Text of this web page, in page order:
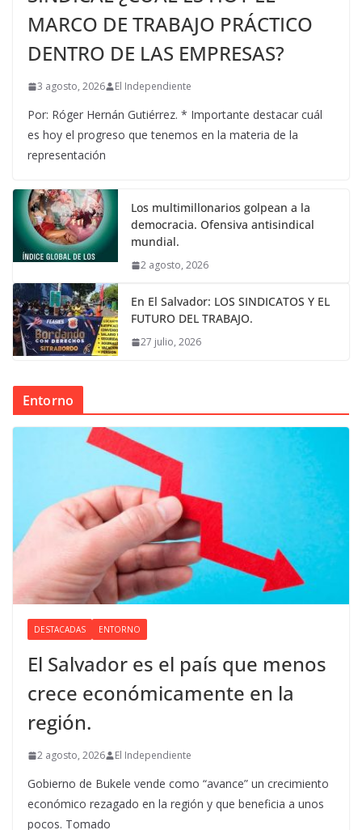
MARCO DE TRABAJO PRÁCTICO
DENTRO DE LAS EMPRESAS?
3 agosto, 2026 El Independiente
Por: Róger Hernán Gutiérrez. * Importante destacar cuál
es hoy el progreso que tenemos en la materia de la
representación
Los multimillonarios golpean a la
democracia. Ofensiva antisindical
mundial.
2 agosto, 2026
En El Salvador: LOS SINDICATOS Y EL
FUTURO DEL TRABAJO.
27 julio, 2026
Entorno
DESTACADAS ENTORNO
El Salvador es el país que menos
crece económicamente en la
región.
2 agosto, 2026 El Independiente
Gobierno de Bukele vende como “avance” un crecimiento
económico rezagado en la región y que beneficia a unos
pocos. Tomado